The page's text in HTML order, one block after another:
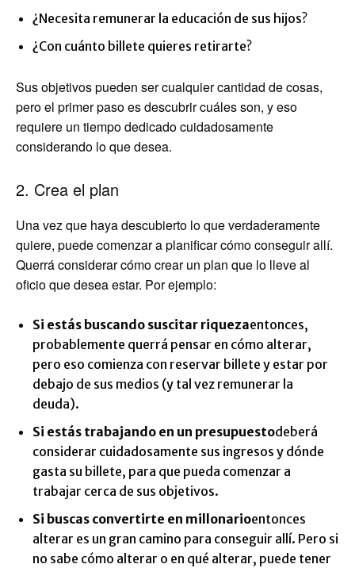
¿Necesita remunerar la educación de sus hijos?
¿Con cuánto billete quieres retirarte?
Sus objetivos pueden ser cualquier cantidad de cosas,
pero el primer paso es descubrir cuáles son, y eso
requiere un tiempo dedicado cuidadosamente
considerando lo que desea.
2. Crea el plan
Una vez que haya descubierto lo que verdaderamente
quiere, puede comenzar a planificar cómo conseguir allí.
Querrá considerar cómo crear un plan que lo lleve al
oficio que desea estar. Por ejemplo:
Si estás buscando suscitar riquezaentonces,
probablemente querrá pensar en cómo alterar,
pero eso comienza con reservar billete y estar por
debajo de sus medios (y tal vez remunerar la
deuda).
Si estás trabajando en un presupuestodeberá
considerar cuidadosamente sus ingresos y dónde
gasta su billete, para que pueda comenzar a
trabajar cerca de sus objetivos.
Si buscas convertirte en millonarioentonces
alterar es un gran camino para conseguir allí. Pero si
no sabe cómo alterar o en qué alterar, puede tener